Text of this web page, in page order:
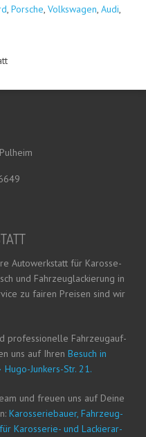
, Por­sche, Volks­wa­gen, Audi,
Auto­werk­statt für Karos­se­
und Fahr­zeug­la­ckie­rung in
zu fai­ren Prei­sen sind wir
pro­fes­sio­nel­le Fahr­zeug­auf­
uns auf Ihren Besuch in
Hugo-Jun­kers-Str. 21.
und freu­en uns auf Dei­ne
Karos­se­rie­bau­er, Fahr­zeug­
Karos­se­rie- und Lackier­ar­